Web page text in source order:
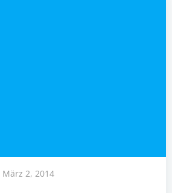
März 2, 2014